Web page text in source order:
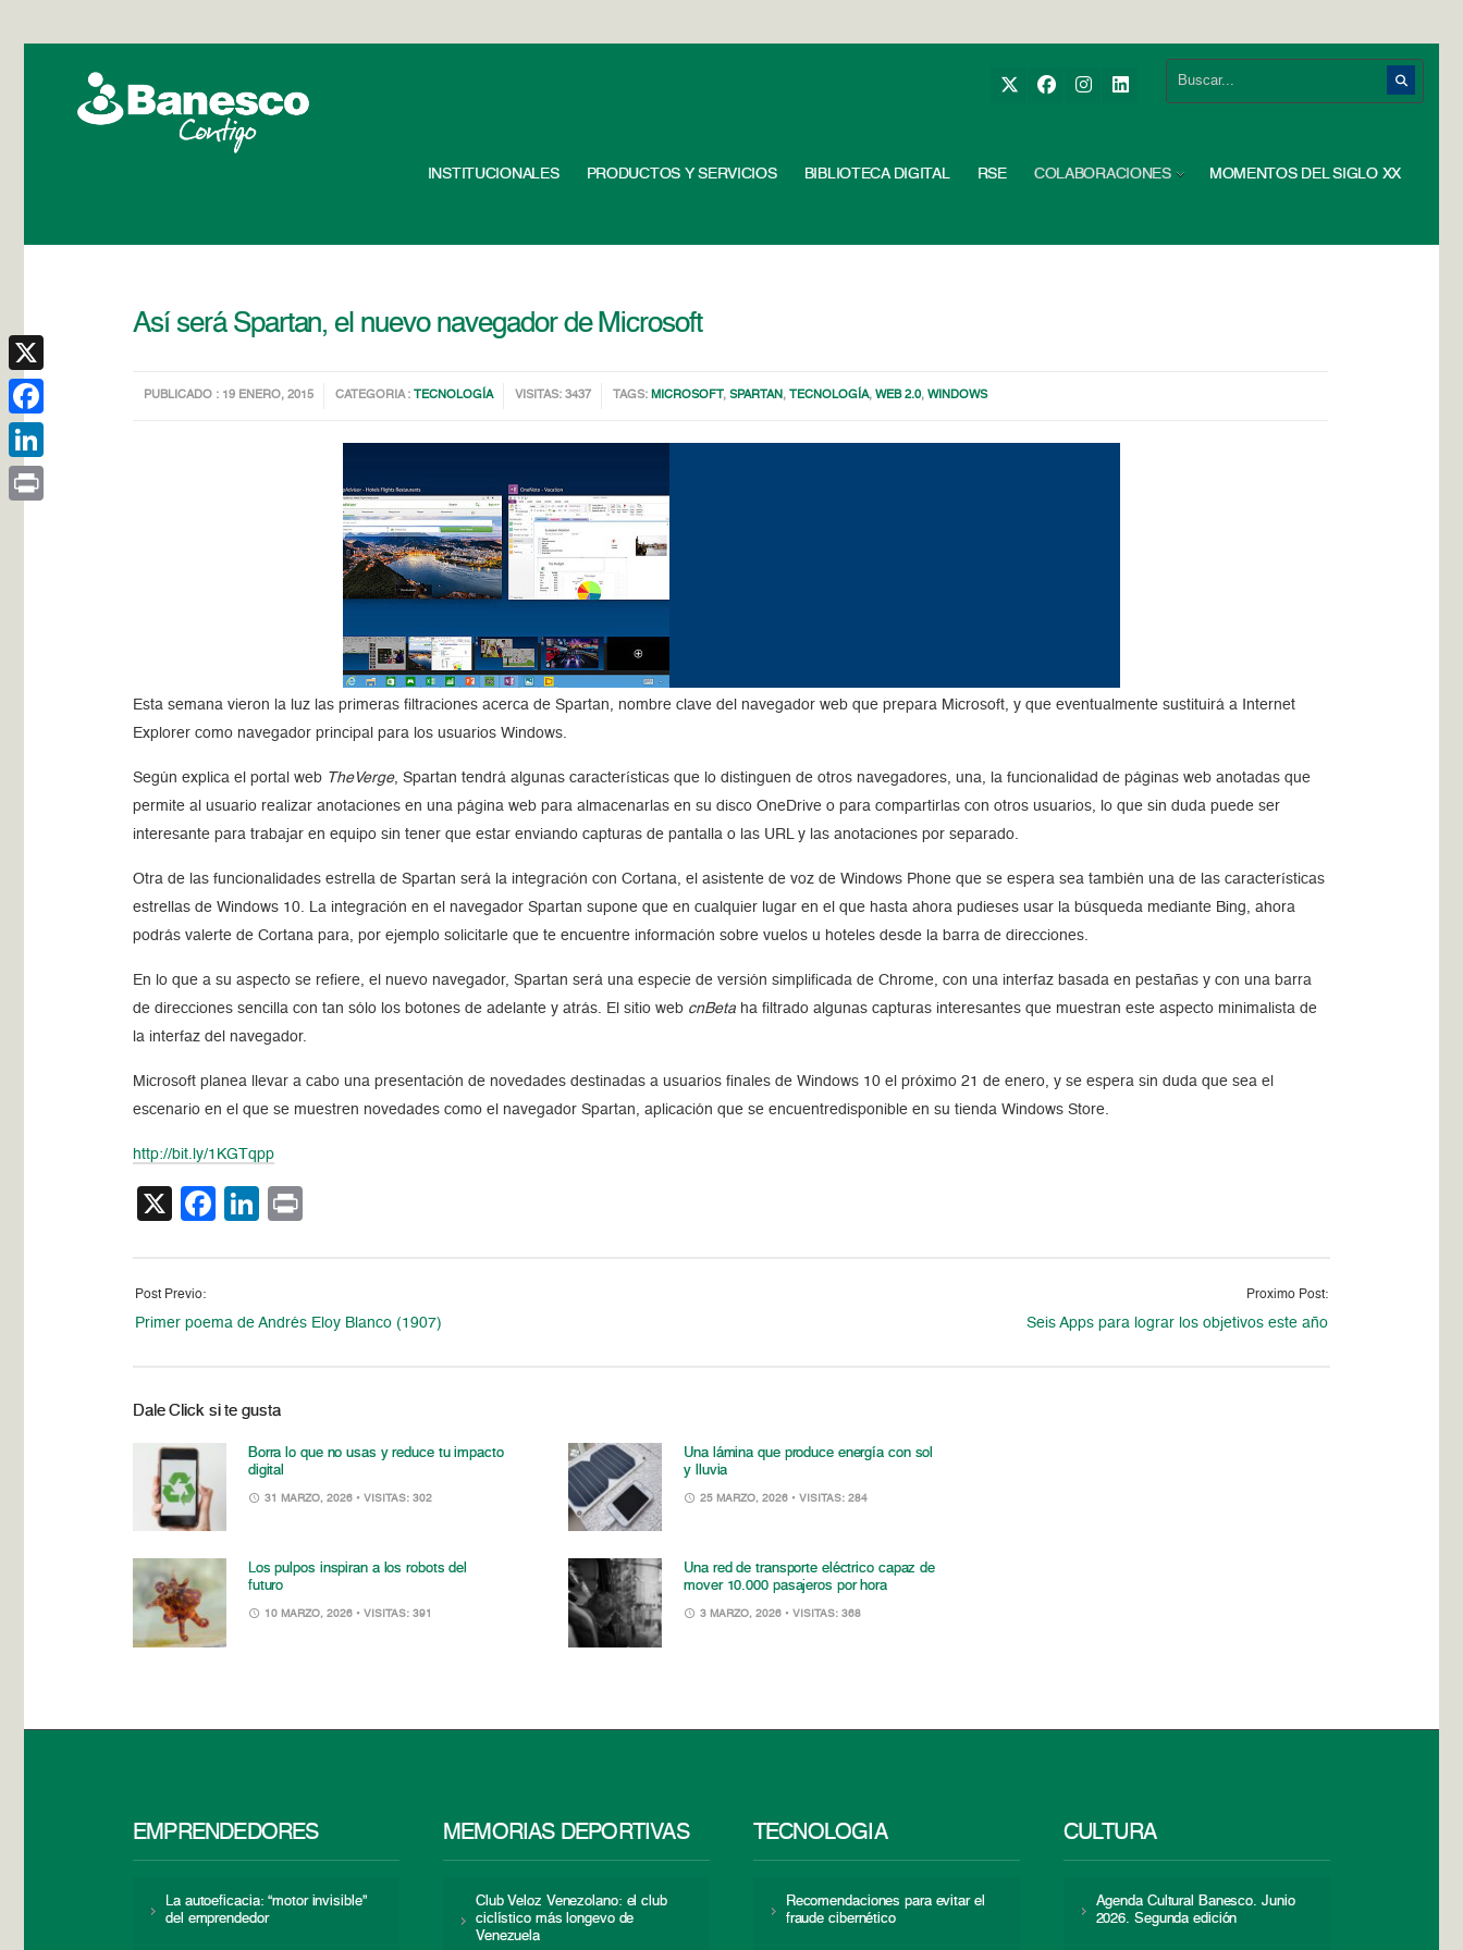
INSTITUCIONALES PRODUCTOS Y SERVICIOS BIBLIOTECA DIGITAL RSE COLABORACIONES MOMENTOS DEL SIGLO XX
Así será Spartan, el nuevo navegador de Microsoft
PUBLICADO : 19 ENERO, 2015 CATEGORIA : TECNOLOGÍA VISITAS: 3437 TAGS: MICROSOFT ,SPARTAN , TECNOLOGÍA,WEB 2.0,WINDOWS
Esta semana vieron la luz las primeras filtraciones acerca de Spartan, nombre clave del navegador web que prepara Microsoft, y que eventualmente sustituirá a Internet
Explorer como navegador principal para los usuarios Windows.
Según explica el portal web TheVerge, Spartan tendrá algunas características que lo distinguen de otros navegadores, una, la funcionalidad de páginas web anotadas que
permite al usuario realizar anotaciones en una página web para almacenarlas en su disco OneDrive o para compartirlas con otros usuarios, lo que sin duda puede ser
interesante para trabajar en equipo sin tener que estar enviando capturas de pantalla o las URL y las anotaciones por separado.
Otra de las funcionalidades estrella de Spartan será la integración con Cortana, el asistente de voz de Windows Phone que se espera sea también una de las características
estrellas de Windows 10. La integración en el navegador Spartan supone que en cualquier lugar en el que hasta ahora pudieses usar la búsqueda mediante Bing, ahora
podrás valerte de Cortana para, por ejemplo solicitarle que te encuentre información sobre vuelos u hoteles desde la barra de direcciones.
En lo que a su aspecto se refiere, el nuevo navegador, Spartan será una especie de versión simplificada de Chrome, con una interfaz basada en pestañas y con una barra
de direcciones sencilla con tan sólo los botones de adelante y atrás. El sitio web cnBeta ha filtrado algunas capturas interesantes que muestran este aspecto minimalista de
la interfaz del navegador.
Microsoft planea llevar a cabo una presentación de novedades destinadas a usuarios finales de Windows 10 el próximo 21 de enero, y se espera sin duda que sea el
escenario en el que se muestren novedades como el navegador Spartan, aplicación que se encuentredisponible en su tienda Windows Store.
http://bit.ly/1KGTqpp
X Facebook
LinkedIn
Post Previo:
Primer poema de Andrés Eloy Blanco (1907)
Proximo Post:
Seis Apps para lograr los objetivos este año
Dale Click si te gusta
Borra lo que no usas y reduce tu impacto
digital
31 MARZO, 2026 • VISITAS: 302
Una lámina que produce energía con sol
y lluvia
25 MARZO, 2026 • VISITAS: 284
Los pulpos inspiran a los robots del
futuro
10 MARZO, 2026 • VISITAS: 391
Una red de transporte eléctrico capaz de
mover 10.000 pasajeros por hora
3 MARZO, 2026 • VISITAS: 368
EMPRENDEDORES
La autoeficacia: “motor invisible”
del emprendedor
MEMORIAS DEPORTIVAS
Club Veloz Venezolano: el club
ciclístico más longevo de
Venezuela
TECNOLOGÍA
Recomendaciones para evitar el
fraude cibernético
CULTURA
Agenda Cultural Banesco. Junio
2026. Segunda edición
X
Facebook
LinkedIn